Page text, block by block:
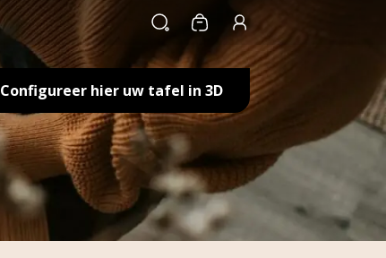
Winkelwagen
Configureer hier uw tafel in 3D